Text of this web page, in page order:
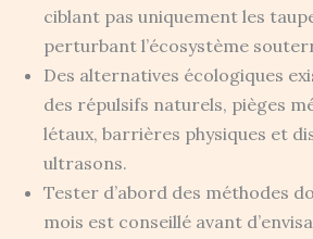
ciblant pas uniquement les
perturbant l’écosystème
Des alternatives écologiques
des répulsifs naturels, pièges
létaux, barrières physiques et
ultrasons.
Tester d’abord des méthodes
mois est conseillé avant